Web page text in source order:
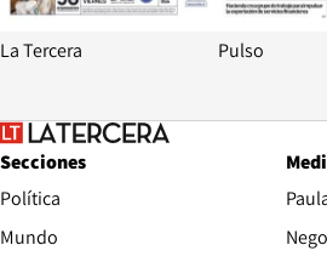
La Tercera Pulso
Secciones
Política
Mundo